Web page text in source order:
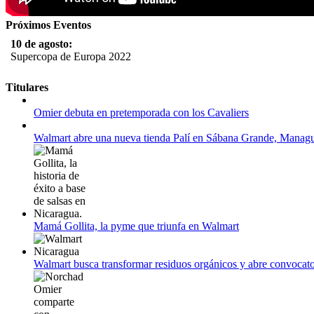
Próximos Eventos
10 de agosto:
Supercopa de Europa 2022
11 al 21 de agosto:
Campeonato Europeo de Natación 2022
12 de agosto:
Empieza La Liga 2022-2023
Titulares
Omier debuta en pretemporada con los Cavaliers
Walmart abre una nueva tienda Palí en Sábana Grande,
Mamá Gollita, la pyme que triunfa en Walmart
Walmart busca transformar residuos orgánicos y abre